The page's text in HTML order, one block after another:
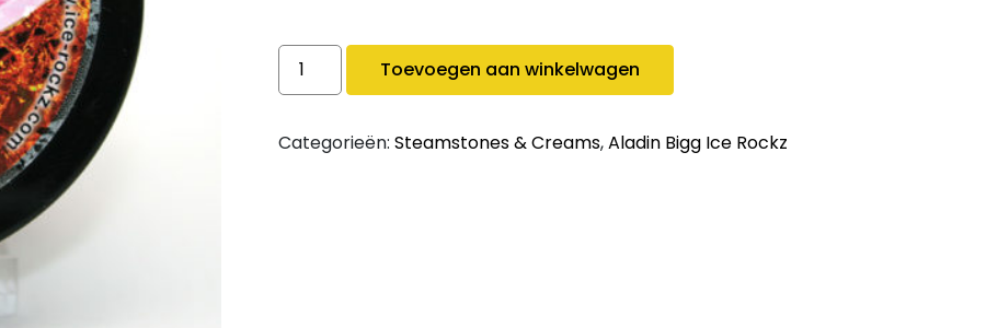
Bigg Ice Rockz Sparkling quantity
Toevoegen aan winkelwagen
Categorieën:Steamstones & Creams,Aladin Bigg Ice Rockz